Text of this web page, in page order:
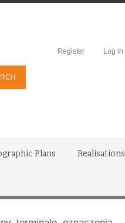
Register Log in
Plans Realisations